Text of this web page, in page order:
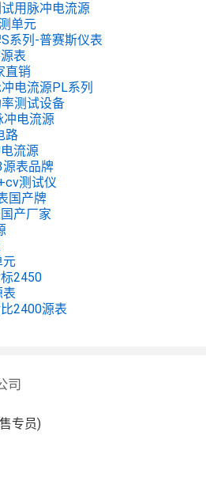
用脉冲电流源
单元
系列-普赛斯仪表
表
直销
电流源PL系列
测试设备
冲电流源
路
流源
表品牌
测试仪
国产牌
产厂家
元
2450
2400源表
司
专员)